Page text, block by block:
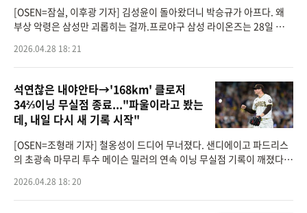
[OSEN=잠실, 이후광 기자] 김성윤이 돌아왔더니 박승규가 아프다. 왜
부상 악령은 삼성만 괴롭히는 걸까.프로야구 삼성 라이온즈는 28일 서울
번째 맞대결을 앞두
2026.04.28 18: 21
석연찮은 내야안타→'168km' 클로저
34⅔이닝 무실점 종료..."파울이라고 봤는
데, 내일 다시 새 기록 시작"
[OSEN=조형래 기자] 철옹성이 드디어 무너졌다. 샌디에이고 파드리스
의 초광속 마무리 투수 메이슨 밀러의 연속 이닝 무실점 기록이 깨졌다.
서 열린 ‘2026
2026.04.28 18: 20